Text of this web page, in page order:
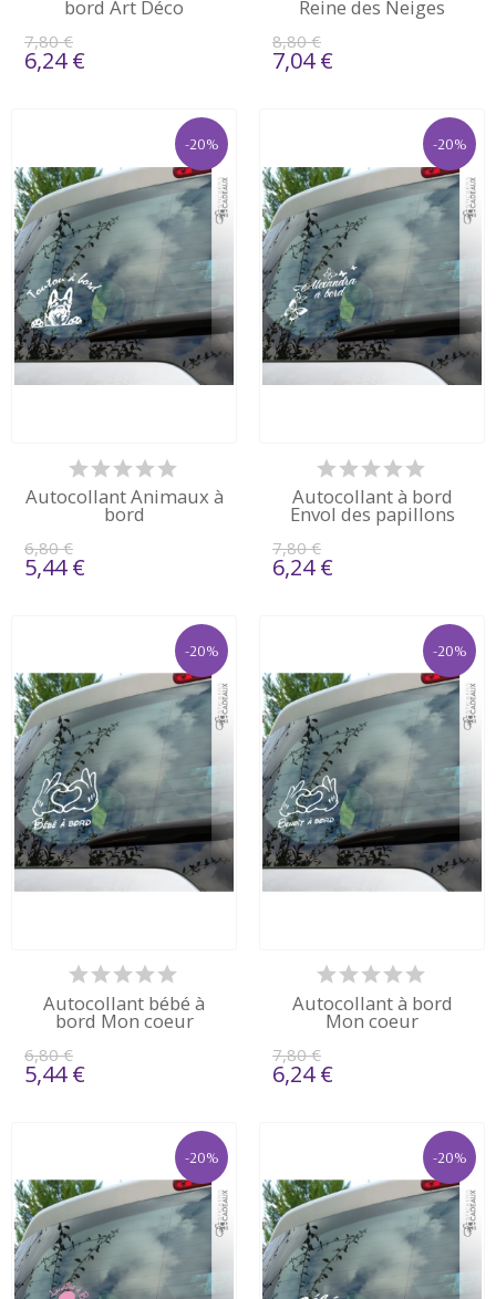
bord Art Déco
7,80 €
6,24 €
Reine des Neiges
8,80 €
7,04 €
-20%
Autocollant Animaux à
bord
6,80 €
5,44 €
-20%
Autocollant à bord
Envol des papillons
7,80 €
6,24 €
-20%
Autocollant bébé à
bord Mon coeur
6,80 €
5,44 €
-20%
Autocollant à bord
Mon coeur
7,80 €
6,24 €
-20% -20%